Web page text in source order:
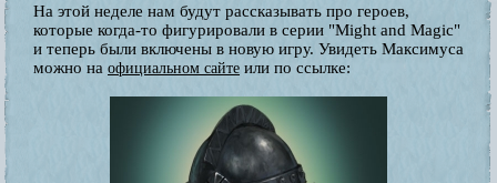
На этой неделе нам будут рассказывать про героев,
которые когда-то фигурировали в серии "Might and Magic"
и теперь были включены в новую игру. Увидеть Максимуса
можно на официальном сайте или по ссылке: